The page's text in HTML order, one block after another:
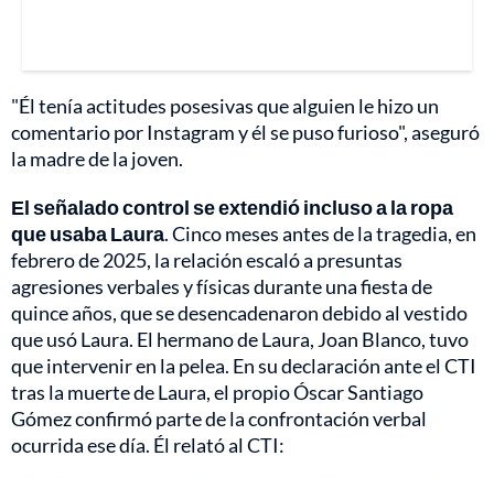
"Él tenía actitudes posesivas que alguien le hizo un
comentario por Instagram y él se puso furioso", aseguró
la madre de la joven.
El señalado control se extendió incluso a la ropa
que usaba Laura. Cinco meses antes de la tragedia, en
febrero de 2025, la relación escaló a presuntas
agresiones verbales y físicas durante una fiesta de
quince años, que se desencadenaron debido al vestido
que usó Laura. El hermano de Laura, Joan Blanco, tuvo
que intervenir en la pelea. En su declaración ante el CTI
tras la muerte de Laura, el propio Óscar Santiago
Gómez confirmó parte de la confrontación verbal
ocurrida ese día. Él relató al CTI: